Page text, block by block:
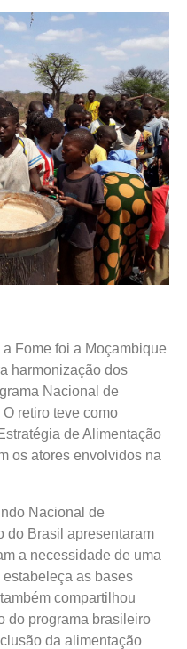
Fome foi a Moçambique
harmonização dos
Nacional de
retiro teve como
de Alimentação
os atores envolvidos na
Nacional de
do Brasil apresentaram
a necessidade de uma
as bases
compartilhou
do programa brasileiro
da alimentação